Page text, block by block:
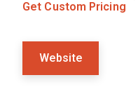
Get Custom Pricing
Website